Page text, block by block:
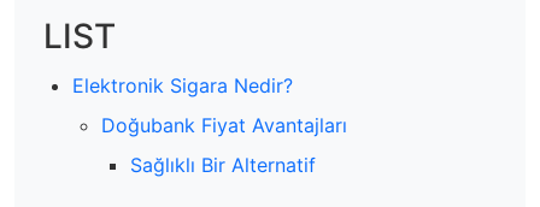
LIST
Elektronik Sigara Nedir?
Doğubank Fiyat Avantajları
Sağlıklı Bir Alternatif